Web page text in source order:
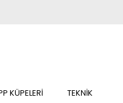
KÜPELERİ TEKNİK